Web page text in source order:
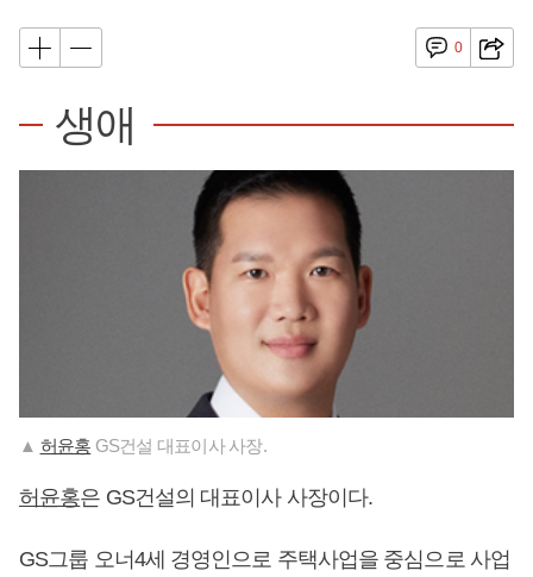
0
생애
▲ 허윤홍 GS건설 대표이사 사장.
허윤홍은 GS건설의 대표이사 사장이다.
GS그룹 오너4세 경영인으로 주택사업을 중심으로 사업